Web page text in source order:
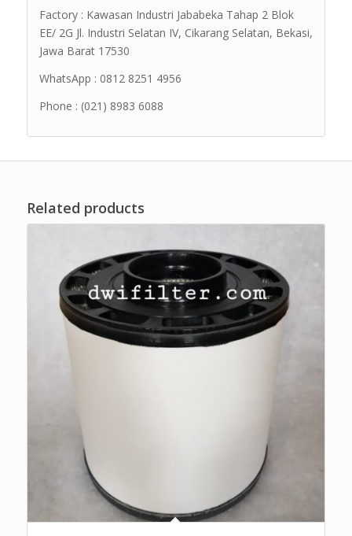
Factory : Kawasan Industri Jababeka Tahap 2 Blok
EE/ 2G Jl. Industri Selatan IV, Cikarang Selatan, Bekasi,
Jawa Barat 17530
WhatsApp : 0812 8251 4956
Phone : (021) 8983 6088
Related products